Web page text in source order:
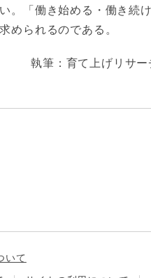
。「働き始める・働き続け
められるのである。
執筆：育て上げリサー
いて